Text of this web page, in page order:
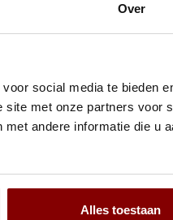
Over
social media te bieden
site met onze partners voor
andere informatie die u
Alles toestaan
Champagne Flute 21CL -
Bekijk product
Pasabahce - Allegra 19,5
€16,02